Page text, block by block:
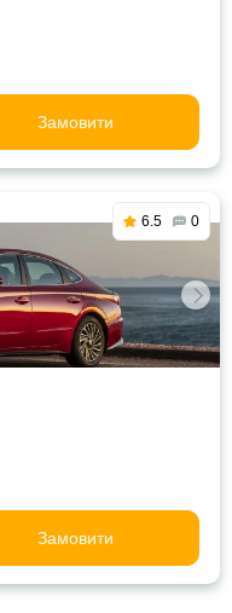
Замовити
6.5 0
Замовити